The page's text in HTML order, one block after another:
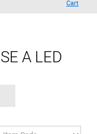
Cart
A LED